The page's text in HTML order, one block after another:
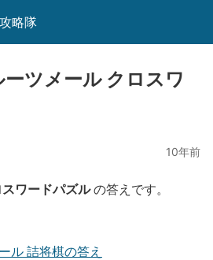
略隊
ツメール クロスワ
10年前
ワードパズルの答えです。
ル 詰将棋の答え